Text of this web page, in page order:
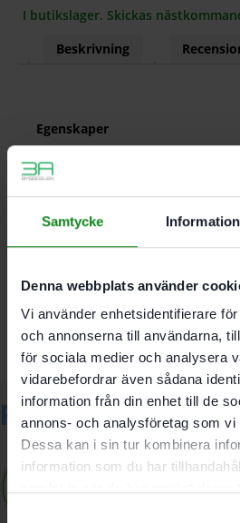
Samtycke Information
Denna webbplats använder
Vi använder enhetsidentifierare
och annonserna till användarna,
för sociala medier och analysera
vidarebefordrar även sådana
information från din enhet till de
annons- och analysföretag som vi
Dessa kan i sin tur kombinera
information som du har
I butikslager. Skickas
Beskrivning
Egenskaper
Det finns inga recensioner än.
RF”
Du måste vara
inloggadför att
Relaterade